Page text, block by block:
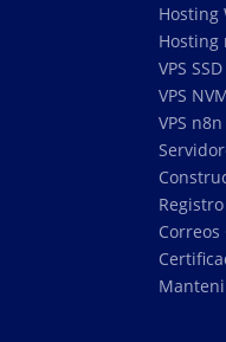
Hosting
Hosting
VPS SSD
VPS
VPS n8n
Correos